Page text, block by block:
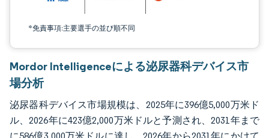
*免責事項:主要選手の並び順不同
Mordor Intelligenceによる泌尿器科デバイス市
場分析
泌尿器科デバイス市場規模は、2025年に396億5,000万米ド
ル、2026年に423億2,000万米ドルと予測され、2031年まで